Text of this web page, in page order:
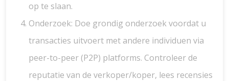
op te slaan.
Onderzoek: Doe grondig onderzoek voordat u
transacties uitvoert met andere individuen via
peer-to-peer (P2P) platforms. Controleer de
reputatie van de verkoper/koper, lees recensies